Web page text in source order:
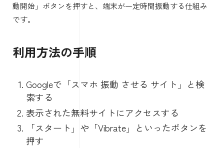
動開始」ボタンを押すと、端末が一定時間振動する仕組み
です。
利用方法の手順
Googleで「スマホ 振動 させる サイト」と検
索する
表示された無料サイトにアクセスする
「スタート」や「Vibrate」といったボタンを
押す